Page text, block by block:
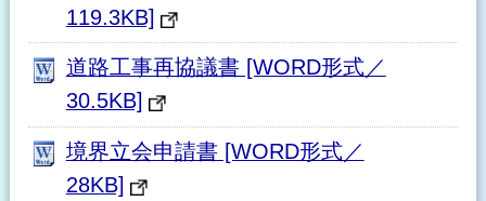
119.3KB]
道路工事再協議書 [WORD形式／
30.5KB]
境界立会申請書 [WORD形式／
28KB]